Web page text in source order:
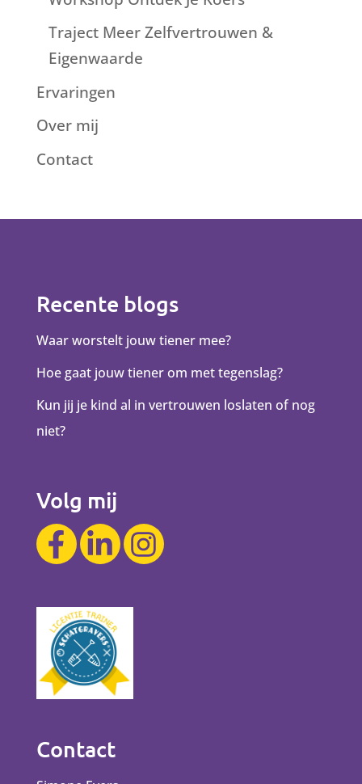
Traject Meer Zelfvertrouwen &
Eigenwaarde
Ervaringen
Over mij
Contact
Recente blogs
Waar worstelt jouw tiener mee?
Hoe gaat jouw tiener om met tegenslag?
Kun jij je kind al in vertrouwen loslaten of nog
niet?
Volg mij
Contact